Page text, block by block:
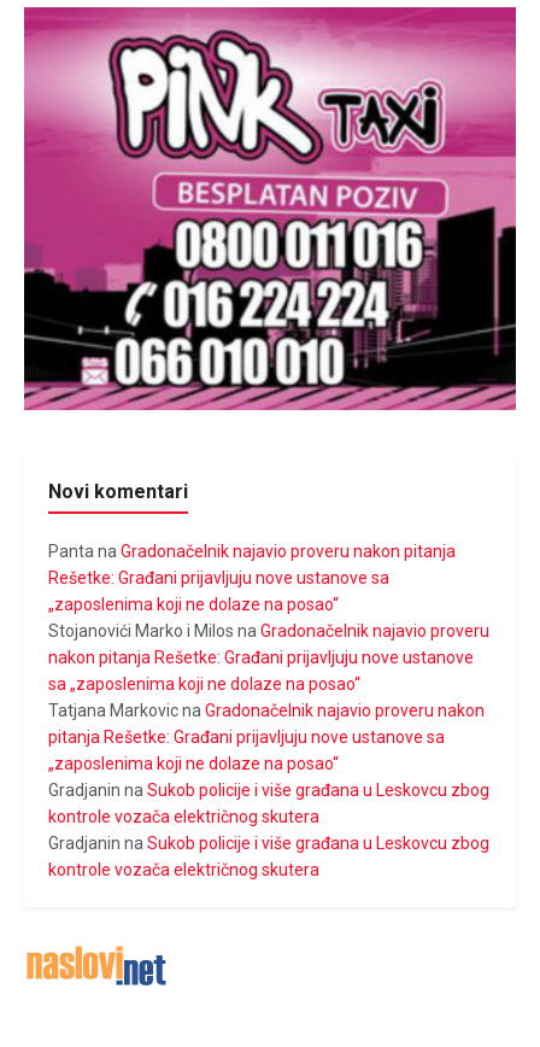
Novi komentari
Panta na Gradonačelnik najavio proveru nakon pitanja
Rešetke: Građani prijavljuju nove ustanove sa
„zaposlenima koji ne dolaze na posao“
Stojanovići Marko i Milos na Gradonačelnik najavio proveru
nakon pitanja Rešetke: Građani prijavljuju nove ustanove
sa „zaposlenima koji ne dolaze na posao“
Tatjana Markovicna Gradonačelnik najavio proveru nakon
pitanja Rešetke: Građani prijavljuju nove ustanove sa
„zaposlenima koji ne dolaze na posao“
Gradjanin na Sukob policije i više građana u Leskovcu zbog
kontrole vozača električnog skutera
Gradjanin na Sukob policije i više građana u Leskovcu zbog
kontrole vozača električnog skutera